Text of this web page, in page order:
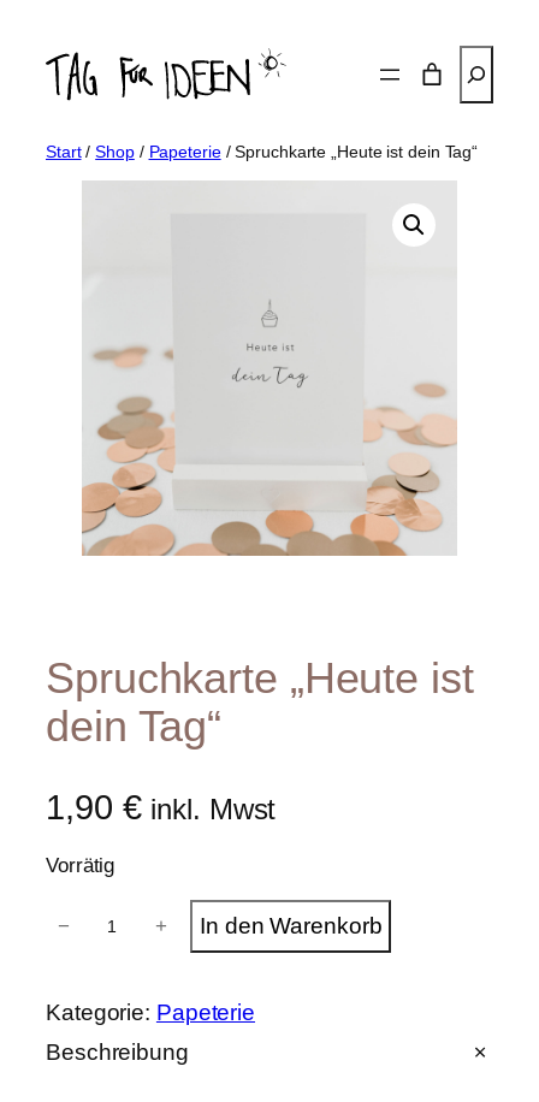
Inhalt
springen
Start/Shop/ Papeterie/ Spruchkarte „Heute ist dein Tag“
Spruchkarte „Heute ist
dein Tag“
1,90 € inkl. Mwst
Vorrätig
c
h
k
− + In den Warenkorb
Kategorie: Papeterie
Beschreibung